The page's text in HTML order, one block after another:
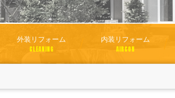
外装リフォーム
CLEANING
内装リフォーム
AIRCON